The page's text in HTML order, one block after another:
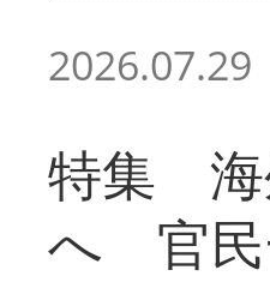
2026.07.29
特集 海
へ 官民